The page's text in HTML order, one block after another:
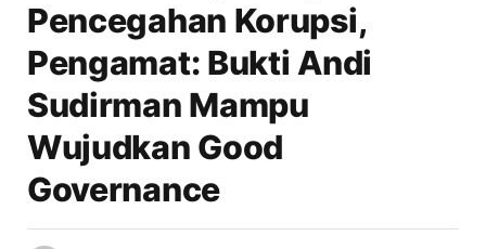
Pencegahan Korupsi,
Pengamat: Bukti Andi
Sudirman Mampu
Wujudkan Good
Governance